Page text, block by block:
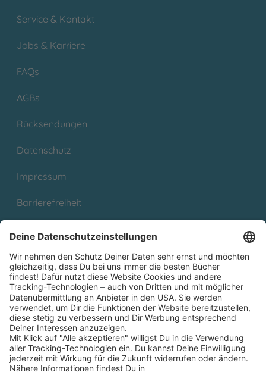
Service & Kontakt
Jobs & Karriere
FAQs
AGBs
Rücksendungen
Datenschutz
Impressum
Barrierefreiheit
Partnerprogramm (Affiliate)
Folge uns auf
* Versandkostenfrei ab 9,00 € Bestellwert innerhalb